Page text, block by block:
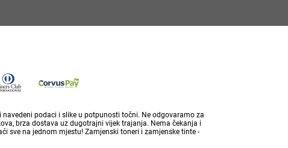
podaci i slike u potpunosti točni. Ne odgovaramo za
brza dostava uz dugotrajni vijek trajanja. Nema čekanja i
sve na jednom mjestu! Zamjenski toneri i zamjenske tinte -